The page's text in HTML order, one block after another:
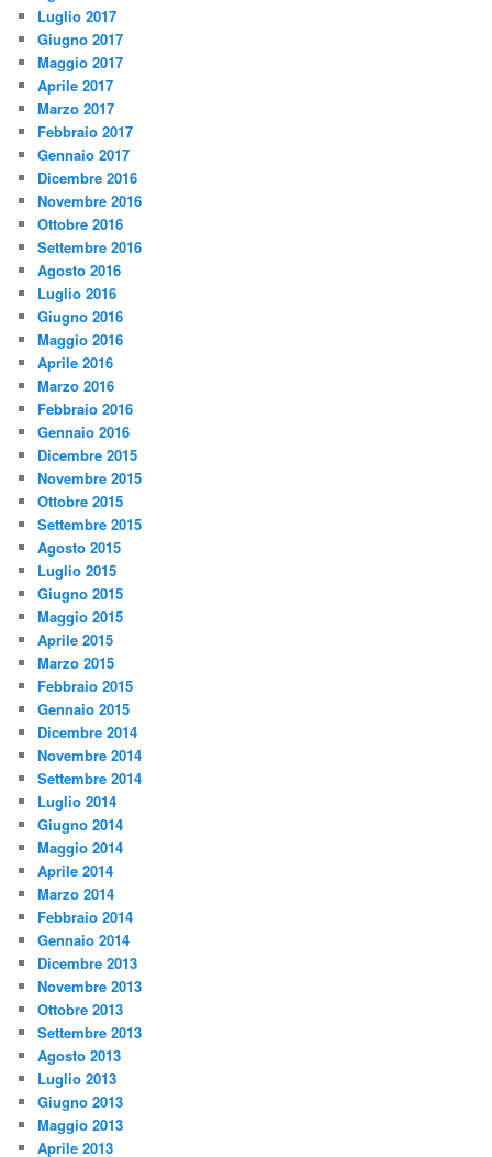
Luglio 2017
Giugno 2017
Maggio 2017
Aprile 2017
Marzo 2017
Febbraio 2017
Gennaio 2017
Dicembre 2016
Novembre 2016
Ottobre 2016
Settembre 2016
Agosto 2016
Luglio 2016
Giugno 2016
Maggio 2016
Aprile 2016
Marzo 2016
Febbraio 2016
Gennaio 2016
Dicembre 2015
Novembre 2015
Ottobre 2015
Settembre 2015
Agosto 2015
Luglio 2015
Giugno 2015
Maggio 2015
Aprile 2015
Marzo 2015
Febbraio 2015
Gennaio 2015
Dicembre 2014
Novembre 2014
Settembre 2014
Luglio 2014
Giugno 2014
Maggio 2014
Aprile 2014
Marzo 2014
Febbraio 2014
Gennaio 2014
Dicembre 2013
Novembre 2013
Ottobre 2013
Settembre 2013
Agosto 2013
Luglio 2013
Giugno 2013
Maggio 2013
Aprile 2013